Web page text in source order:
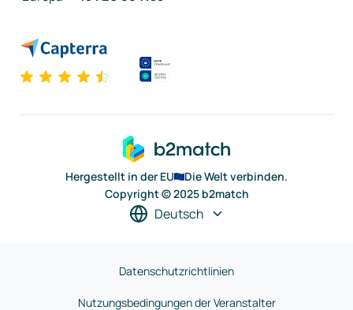
Hergestellt in der EU
Die Welt verbinden.
Copyright © 2025 b2match
Deutsch
Datenschutzrichtlinien
Nutzungsbedingungen der Veranstalter